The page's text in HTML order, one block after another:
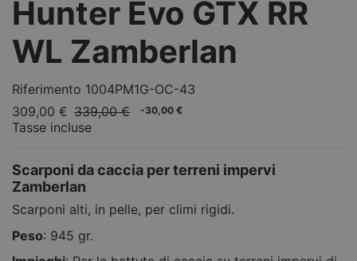
Hunter Evo GTX RR
WL Zamberlan
Riferimento 1004PM1G-OC-43
309,00 € 339,00 € -30,00 €
Tasse incluse
Scarponi da caccia per terreni impervi
Zamberlan
Scarponi alti, in pelle, per climi rigidi.
Peso: 945 gr.